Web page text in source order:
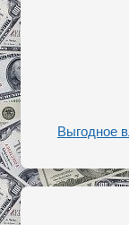
Выгодное